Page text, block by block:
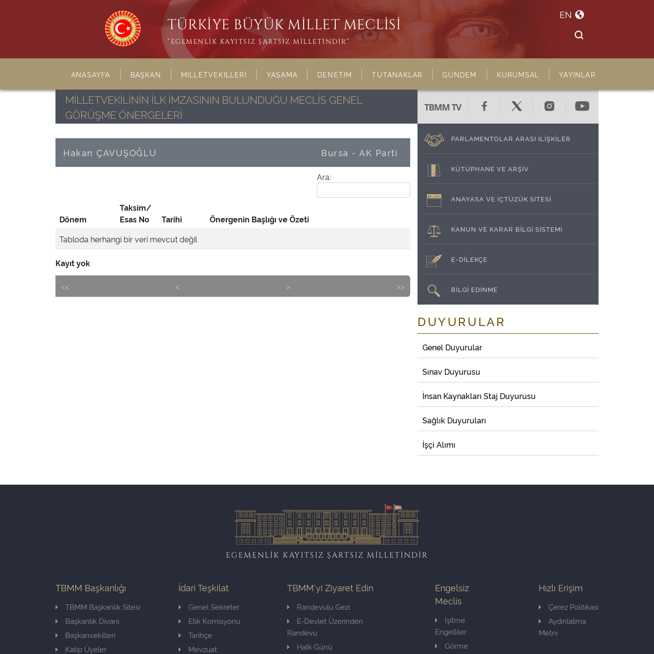
TÜRKİYE BÜYÜK MİLLET MECLİSİ
“EGEMENLİK KAYITSIZ ŞARTSIZ MİLLETİNDİR”
EN
ANASAYFA BAŞKAN MİLLETVEKİLLERİ YASAMA DENETİM TUTANAKLAR GÜNDEM KURUMSAL YAYINLAR
MİLLETVEKİLİNİN İLK İMZASININ BULUNDUĞU MECLİS GENEL
GÖRÜŞME ÖNERGELERİ
Hakan ÇAVUŞOĞLU Bursa - AK Parti
Ara:
Dönem
Taksim/
Esas No
Tarihi
Önergenin Başlığı ve Özeti
Tabloda herhangi bir veri mevcut değil
Kayıt yok
<< < > >>
TBMM TV
PARLAMENTOLAR ARASI İLİŞKİLER
KÜTÜPHANE VE ARŞİV
ANAYASA VE İÇTÜZÜK SİTESİ
KANUN VE KARAR BİLGİ SİSTEMİ
E-DİLEKÇE
BİLGİ EDİNME
DUYURULAR
Genel Duyurular
Sınav Duyurusu
İnsan Kaynakları Staj Duyurusu
Sağlık Duyuruları
İşçi Alımı
EGEMENLİK KAYITSIZ ŞARTSIZ MİLLETİNDİR
TBMM Başkanlığı
TBMM Başkanlık Sitesi
Başkanlık Divanı
Başkanvekilleri
Katip Üyeler
İdari Teşkilat
Genel Sekreter
Etik Komisyonu
Tarihçe
Mevzuat
TBMM'yi Ziyaret Edin
Randevulu Gezi
E-Devlet Üzerinden
Randevu
Halk Günü
Engelsiz
Meclis
İşitme
Engelliler
Görme
Hızlı Erişim
Çerez Politikası
Aydınlatma
Metni